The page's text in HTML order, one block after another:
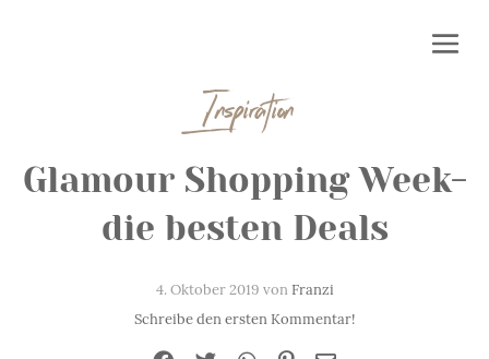
Inspiration
Glamour Shopping Week-
die besten Deals
4. Oktober 2019 vonFranzi
Schreibe den ersten Kommentar!